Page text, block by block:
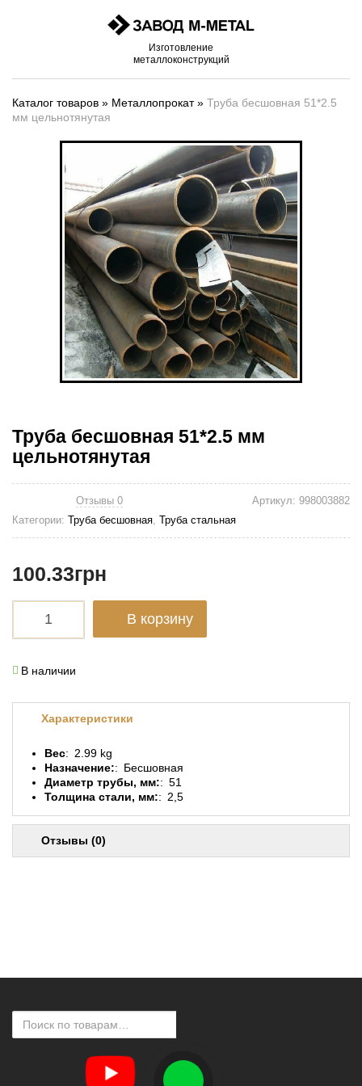
Изготовление
металлоконструкций
Каталог товаров » Металлопрокат» Труба бесшовная 51*2.5
мм цельнотянутая
Труба бесшовная 51*2.5 мм
цельнотянутая
Отзывы 0 Артикул: 998003882
Категории:
Труба бесшовная, Труба стальная
100.33грн
В корзину
В наличии
Характеристики
Вес
2.99 kg
Назначение:
Бесшовная
Диаметр трубы, мм:
51
Толщина стали, мм:
2,5
Отзывы (0)